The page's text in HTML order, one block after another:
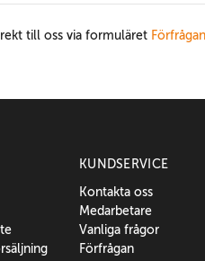
till oss via formuläret Förfrågan
KUNDSERVICE
Kontakta oss
Medarbetare
Vanliga frågor
Förfrågan